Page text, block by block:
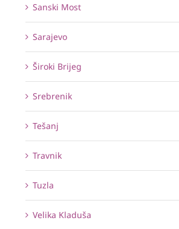
Sanski Most
Sarajevo
Široki Brijeg
Srebrenik
Tešanj
Travnik
Tuzla
Velika Kladuša